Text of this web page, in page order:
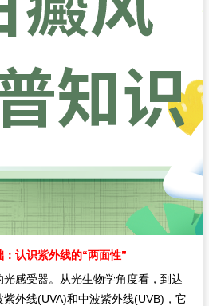
认识紫外线的“两面性”
感受器。从光生物学角度看，到达
外线(UVA)和中波紫外线(UVB)，它